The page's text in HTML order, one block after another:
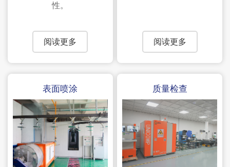
性。
阅读更多 阅读更多
表面喷涂 质量检查